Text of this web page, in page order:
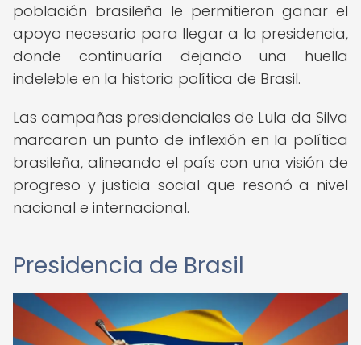
población brasileña le permitieron ganar el
apoyo necesario para llegar a la presidencia,
donde continuaría dejando una huella
indeleble en la historia política de Brasil.
Las campañas presidenciales de Lula da Silva
marcaron un punto de inflexión en la política
brasileña, alineando el país con una visión de
progreso y justicia social que resonó a nivel
nacional e internacional.
Presidencia de Brasil